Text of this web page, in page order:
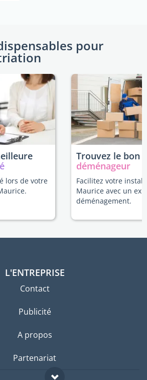
pour
lors de votre
Trouvez le bon
déménageur
Facilitez votre
Maurice avec un
déménagement.
L'ENTREPRISE
Contact
Publicité
A propos
Partenariat